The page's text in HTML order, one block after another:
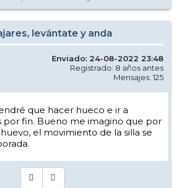
levántate y anda
Enviado: 24-08-2022 23:48
Registrado: 8 años antes
Mensajes: 125
que hacer hueco e ir a
por fin. Bueno me imagino que por
el movimiento de la silla se